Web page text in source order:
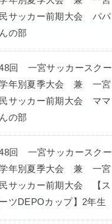
サッカー前期大会 パパ
の部
回 一宮サッカースクー
年別夏季大会 兼 一宮
サッカー前期大会 ママ
の部
回 一宮サッカースクー
年別夏季大会 兼 一宮
サッカー前期大会 【ス
ツDEPOカップ】2年生